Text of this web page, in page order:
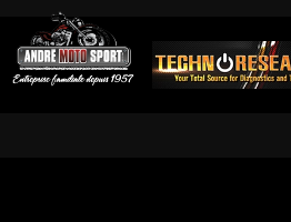
Aller
au